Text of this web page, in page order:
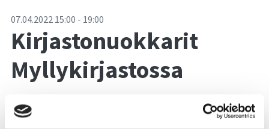
-07.04.2022 15:00 - 19:00
Kirjastonuokkarit
Myllykirjastossa